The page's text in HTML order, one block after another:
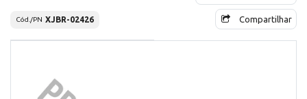
Cód./PN XJBR-02426 Compartilhar